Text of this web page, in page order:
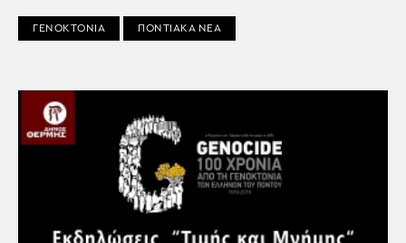
ΓΕΝΟΚΤΟΝΙΑ ΠΟΝΤΙΑΚΑ ΝΕΑ